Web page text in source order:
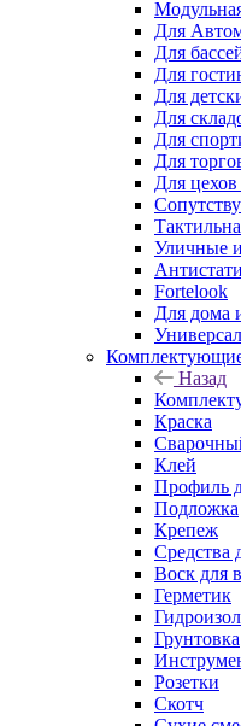
Для
Для
Для
Для
Для
Для
Для
Для
Уличные
Fortelook
Для дома
Назад
Краска
Клей
Профиль
Подложка
Крепеж
Средства
Воск для
Герметик
Грунтовка
Розетки
Скотч